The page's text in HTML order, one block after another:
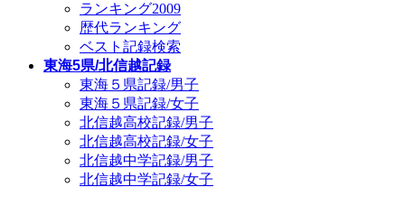
ランキング2009
歴代ランキング
ベスト記録検索
東海5県/北信越記録
東海５県記録/男子
東海５県記録/女子
北信越高校記録/男子
北信越高校記録/女子
北信越中学記録/男子
北信越中学記録/女子